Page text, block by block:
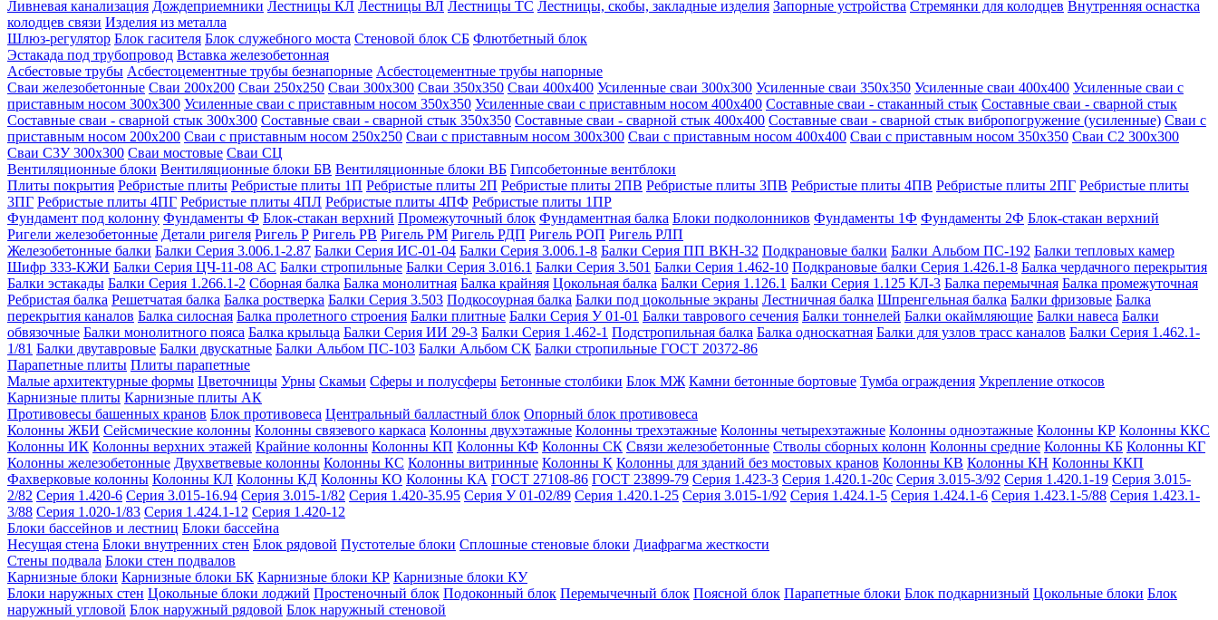
Ливневая канализация Дождеприемники Лестницы КЛ Лестницы ВЛ Лестницы ТС Лестницы, скобы, закладные изделия Запорные устройства Стремянки для колодцев Внутренняя оснастка
колодцев связи Изделия из металла
Шлюз-регулятор Блок гасителя Блок служебного моста Стеновой блок СБ Флютбетный блок
Эстакада под трубопровод Вставка железобетонная
Асбестовые трубы Асбестоцементные трубы безнапорные Асбестоцементные трубы напорные
Сваи железобетонные Сваи 200х200 Сваи 250х250 Сваи 300х300 Сваи 350х350 Сваи 400х400 Усиленные сваи 300х300 Усиленные сваи 350х350 Усиленные сваи 400х400 Усиленные сваи с
приставным носом 300х300 Усиленные сваи с приставным носом 350х350 Усиленные сваи с приставным носом 400х400 Составные сваи - стаканный стык Составные сваи - сварной стык
Составные сваи - сварной стык 300х300 Составные сваи - сварной стык 350х350 Составные сваи - сварной стык 400х400 Составные сваи - сварной стык вибропогружение (усиленные) Сваи с
приставным носом 200х200 Сваи с приставным носом 250х250 Сваи с приставным носом 300х300 Сваи с приставным носом 400х400 Сваи с приставным носом 350х350 Сваи С2 300х300
Сваи С3У 300х300 Сваи мостовые Сваи СЦ
Вентиляционные блоки Вентиляционные блоки БВ Вентиляционные блоки ВБ Гипсобетонные вентблоки
Плиты покрытия Ребристые плиты Ребристые плиты 1П Ребристые плиты 2П Ребристые плиты 2ПВ Ребристые плиты 3ПВ Ребристые плиты 4ПВ Ребристые плиты 2ПГ Ребристые плиты
3ПГ Ребристые плиты 4ПГ Ребристые плиты 4ПЛ Ребристые плиты 4ПФ Ребристые плиты 1ПР
Фундамент под колонну Фундаменты Ф Блок-стакан верхний Промежуточный блок Фундаментная балка Блоки подколонников Фундаменты 1Ф Фундаменты 2Ф Блок-стакан верхний
Ригели железобетонные Детали ригеля Ригель Р Ригель РВ Ригель РМ Ригель РДП Ригель РОП Ригель РЛП
Железобетонные балки Балки Серия 3.006.1-2.87 Балки Серия ИС-01-04 Балки Серия 3.006.1-8 Балки Серия ПП ВКН-32 Подкрановые балки Балки Альбом ПС-192 Балки тепловых камер
Шифр 333-КЖИ Балки Серия ЦЧ-11-08 АС Балки стропильные Балки Серия 3.016.1 Балки Серия 3.501 Балки Серия 1.462-10 Подкрановые балки Серия 1.426.1-8 Балка чердачного перекрытия
Балки эстакады Балки Серия 1.266.1-2 Сборная балка Балка монолитная Балка крайняя Цокольная балка Балки Серия 1.126.1 Балки Серия 1.125 КЛ-3 Балка перемычная Балка промежуточная
Ребристая балка Решетчатая балка Балка ростверка Балки Серия 3.503 Подкосоурная балка Балки под цокольные экраны Лестничная балка Шпренгельная балка Балки фризовые Балка
перекрытия каналов Балка силосная Балка пролетного строения Балки плитные Балки Серия У 01-01 Балки таврового сечения Балки тоннелей Балки окаймляющие Балки навеса Балки
обвязочные Балки монолитного пояса Балка крыльца Балки Серия ИИ 29-3 Балки Серия 1.462-1 Подстропильная балка Балка односкатная Балки для узлов трасс каналов Балки Серия 1.462.1-
1/81 Балки двутавровые Балки двускатные Балки Альбом ПС-103 Балки Альбом СК Балки стропильные ГОСТ 20372-86
Парапетные плиты Плиты парапетные
Малые архитектурные формы Цветочницы Урны Скамьи Сферы и полусферы Бетонные столбики Блок МЖ Камни бетонные бортовые Тумба ограждения Укрепление откосов
Карнизные плиты Карнизные плиты АК
Противовесы башенных кранов Блок противовеса Центральный балластный блок Опорный блок противовеса
Колонны ЖБИ Сейсмические колонны Колонны связевого каркаса Колонны двухэтажные Колонны трехэтажные Колонны четырехэтажные Колонны одноэтажные Колонны КР Колонны ККС
Колонны ИК Колонны верхних этажей Крайние колонны Колонны КП Колонны КФ Колонны СК Связи железобетонные Стволы сборных колонн Колонны средние Колонны КБ Колонны КГ
Колонны железобетонные Двухветвевые колонны Колонны КС Колонны витринные Колонны К Колонны для зданий без мостовых кранов Колонны КВ Колонны КН Колонны ККП
Фахверковые колонны Колонны КЛ Колонны КД Колонны КО Колонны КА ГОСТ 27108-86 ГОСТ 23899-79 Серия 1.423-3 Серия 1.420.1-20с Серия 3.015-3/92 Серия 1.420.1-19 Серия 3.015-
2/82 Серия 1.420-6 Серия 3.015-16.94 Серия 3.015-1/82 Серия 1.420-35.95 Серия У 01-02/89 Серия 1.420.1-25 Серия 3.015-1/92 Серия 1.424.1-5 Серия 1.424.1-6 Серия 1.423.1-5/88 Серия 1.423.1-
3/88 Серия 1.020-1/83 Серия 1.424.1-12 Серия 1.420-12
Блоки бассейнов и лестниц Блоки бассейна
Несущая стена Блоки внутренних стен Блок рядовой Пустотелые блоки Сплошные стеновые блоки Диафрагма жесткости
Стены подвала Блоки стен подвалов
Карнизные блоки Карнизные блоки БК Карнизные блоки КР Карнизные блоки КУ
Блоки наружных стен Цокольные блоки лоджий Простеночный блок Подоконный блок Перемычечный блок Поясной блок Парапетные блоки Блок подкарнизный Цокольные блоки Блок
наружный угловой Блок наружный рядовой Блок наружный стеновой